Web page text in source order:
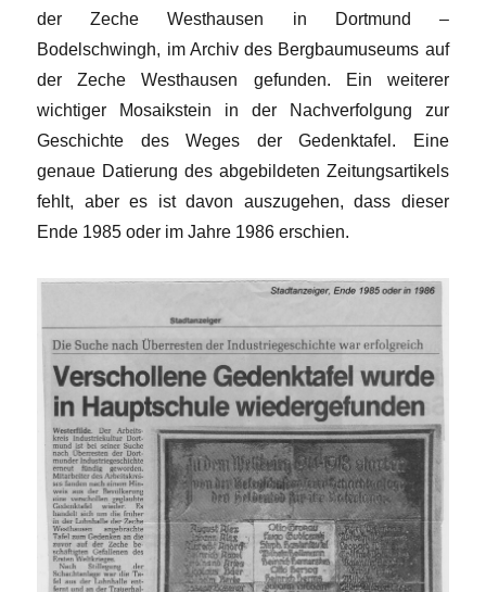
der Zeche Westhausen in Dortmund –
Bodelschwingh, im Archiv des Bergbaumuseums auf
der Zeche Westhausen gefunden. Ein weiterer
wichtiger Mosaikstein in der Nachverfolgung zur
Geschichte des Weges der Gedenktafel. Eine
genaue Datierung des abgebildeten Zeitungsartikels
fehlt, aber es ist davon auszugehen, dass dieser
Ende 1985 oder im Jahre 1986 erschien.